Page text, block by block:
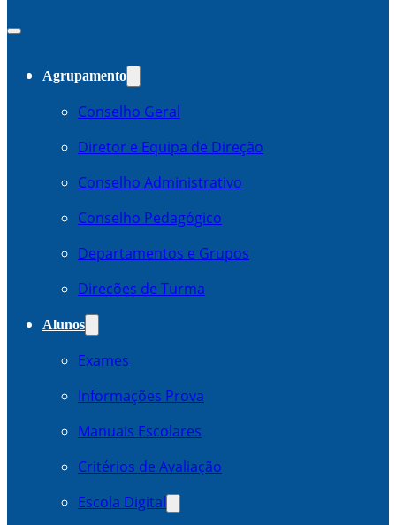
Agrupamento
Conselho Geral
Diretor e Equipa de Direção
Conselho Administrativo
Conselho Pedagógico
Departamentos e Grupos
Direcões de Turma
Alunos
Exames
Informações Prova
Manuais Escolares
Critérios de Avaliação
Escola Digital